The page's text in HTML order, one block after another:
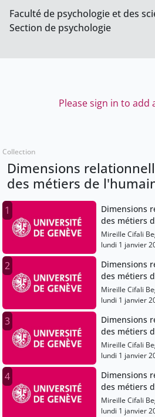
Faculté de psychologie et des
Section de psychologie
Please sign in to add
Collection
Dimensions
des métiers de
1
Dimensions
des métiers
Mireille Cifali
lundi 1 janvier
2
Dimensions
des métiers
Mireille Cifali
lundi 1 janvier
3
Dimensions
des métiers
Mireille Cifali
lundi 1 janvier
4
Dimensions
des métiers
Mireille Cifali
lundi 1 janvier